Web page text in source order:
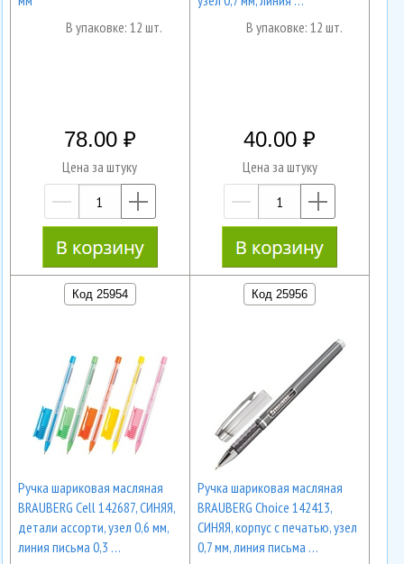
В упаковке: 12 шт.
78.00
Цена за штуку
—
В упаковке: 12 шт.
40.00
Цена за штуку
—
Код 25954
Ручка шариковая масляная
BRAUBERG Cell 142687, СИНЯЯ,
детали ассорти, узел 0,6 мм,
линия письма 0,3 …
Код 25956
Ручка шариковая масляная
BRAUBERG Choice 142413,
СИНЯЯ, корпус с печатью, узел
0,7 мм, линия письма …